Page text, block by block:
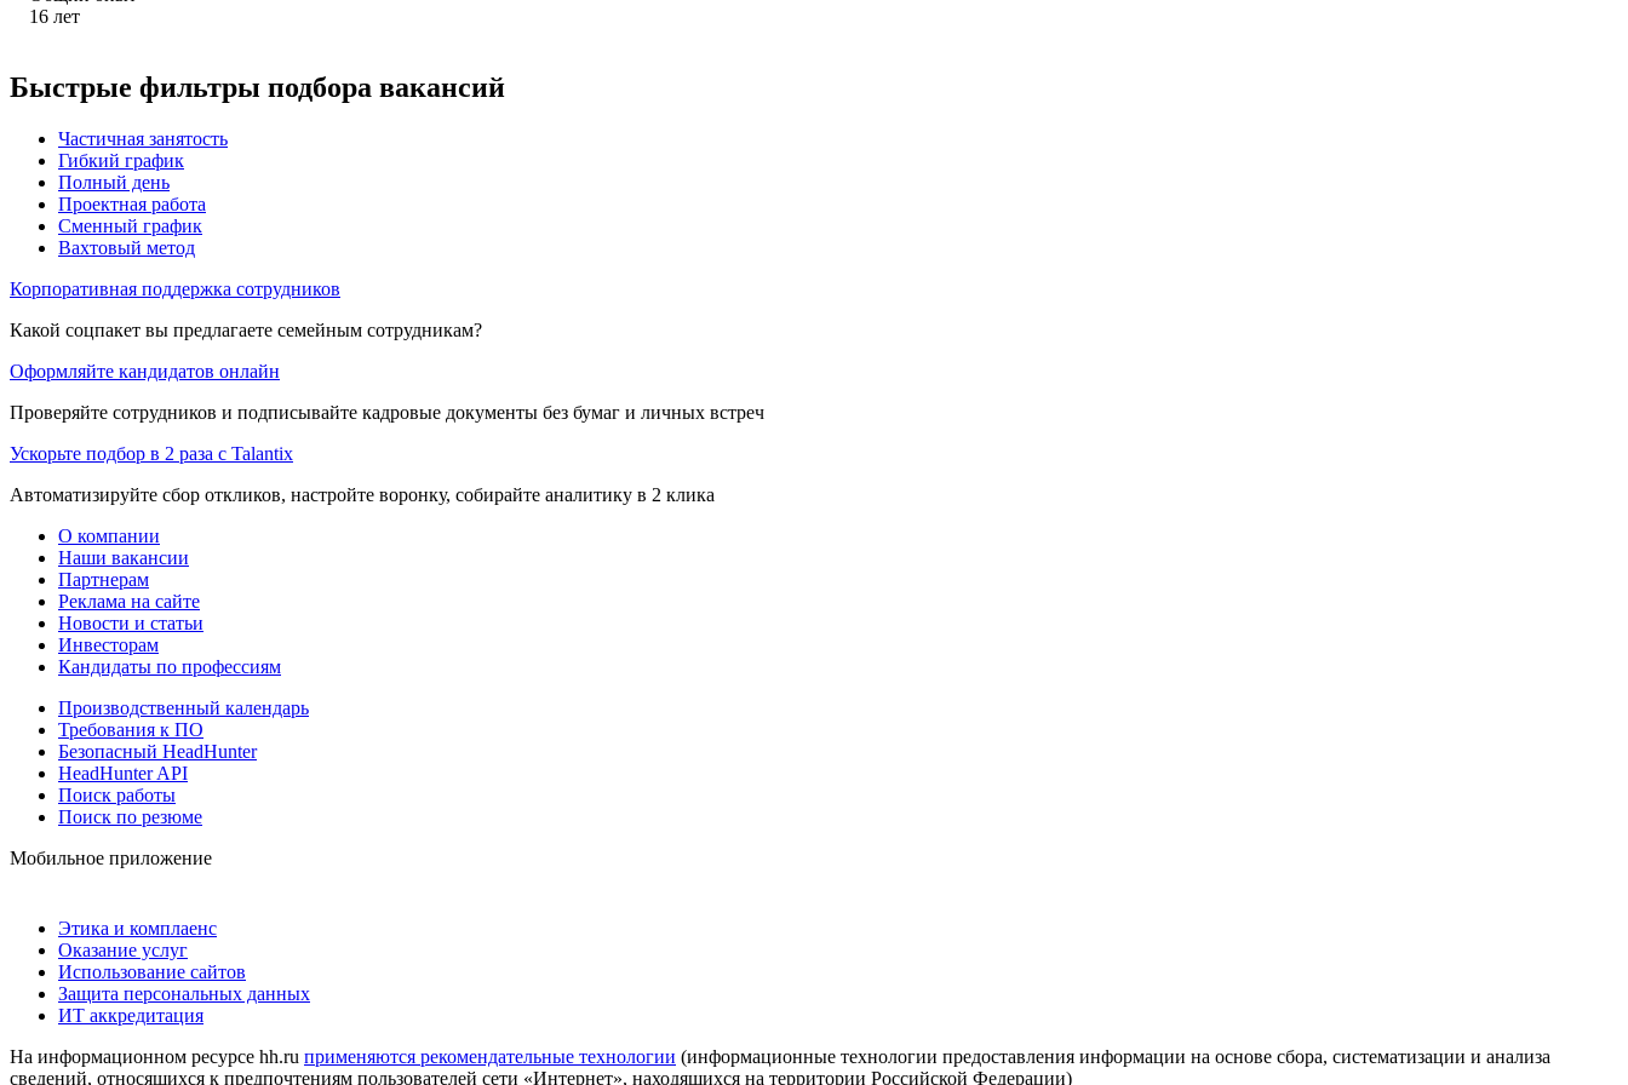
16 лет
Быстрые фильтры подбора вакансий
Частичная занятость
Гибкий график
Полный день
Проектная работа
Сменный график
Вахтовый метод
Корпоративная поддержка сотрудников
Какой соцпакет вы предлагаете семейным сотрудникам?
Оформляйте кандидатов онлайн
Проверяйте сотрудников и подписывайте кадровые документы без бумаг и личных встреч
Ускорьте подбор в 2 раза с Talantix
Автоматизируйте сбор откликов, настройте воронку, собирайте аналитику в 2 клика
О компании
Наши вакансии
Партнерам
Реклама на сайте
Новости и статьи
Инвесторам
Кандидаты по профессиям
Производственный календарь
Требования к ПО
Безопасный HeadHunter
HeadHunter API
Поиск работы
Поиск по резюме
Мобильное приложение
Этика и комплаенс
Оказание услуг
Использование сайтов
Защита персональных данных
ИТ аккредитация
На информационном ресурсе hh.ru применяются рекомендательные технологии (информационные технологии предоставления информации на основе сбора, систематизации и анализа
сведений, относящихся к предпочтениям пользователей сети «Интернет», находящихся на территории Российской Федерации)